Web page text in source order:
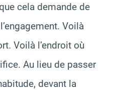
cela demande de
Voilà
Voilà l’endroit où
Au lieu de passer
devant la